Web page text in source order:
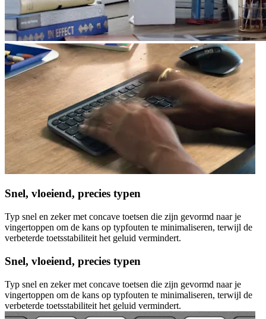
Snel, vloeiend, precies typen
Typ snel en zeker met concave toetsen die zijn gevormd naar je
vingertoppen om de kans op typfouten te minimaliseren, terwijl de
verbeterde toetsstabiliteit het geluid vermindert.
Snel, vloeiend, precies typen
Typ snel en zeker met concave toetsen die zijn gevormd naar je
vingertoppen om de kans op typfouten te minimaliseren, terwijl de
verbeterde toetsstabiliteit het geluid vermindert.